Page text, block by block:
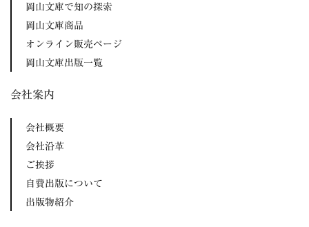
岡山文庫で知の探索
岡山文庫商品
オンライン販売ページ
岡山文庫出版一覧
会社案内
会社概要
会社沿革
ご挨拶
自費出版について
出版物紹介